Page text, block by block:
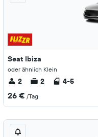
Seat Ibiza
oder ähnlich Klein
2 2 4-5
26 € /Tag